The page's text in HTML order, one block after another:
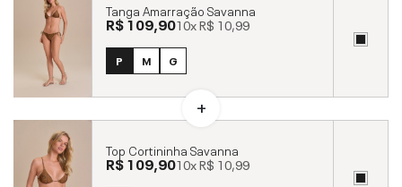
Tanga Amarração Savanna
R$ 109,9010xR$ 10,99
P M G
Top Cortininha Savanna
R$ 109,9010xR$ 10,99